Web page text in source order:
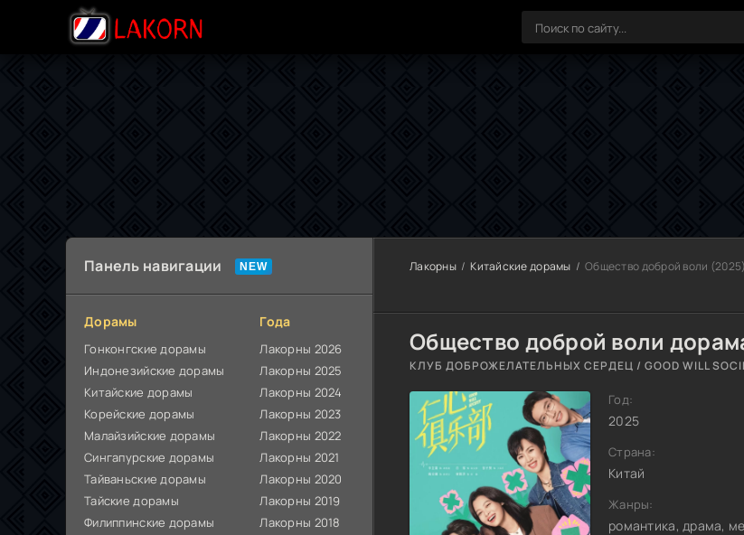
Панель навигации
Дорамы
Гонконгские дорамы
Индонезийские дорамы
Китайские дорамы
Корейские дорамы
Малайзийские дорамы
Сингапурские дорамы
Тайваньские дорамы
Тайские дорамы
Филиппинские дорамы
Года
Лакорны 2026
Лакорны 2025
Лакорны 2024
Лакорны 2023
Лакорны 2022
Лакорны 2021
Лакорны 2020
Лакорны 2019
Лакорны 2018
Лакорны Китайские дорамы Общество доброй воли (2025)
Общество доброй воли
КЛУБ ДОБРОЖЕЛАТЕЛЬНЫХ СЕРДЕЦ / GOOD WILL
Год:
2025
Страна:
Китай
Жанры:
романтика, драма,